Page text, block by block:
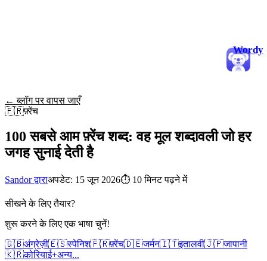
Wordy
← ब्लॉग पर वापस जाएँ
🇫🇷फ़्रेंच
100 सबसे आम फ़्रेंच शब्द: वह मूल शब्दावली जो हर
जगह सुनाई देती है
Sandor द्वाराअपडेट: 15 जून 2026⏱ 10 मिनट पढ़ने में
सीखने के लिए तैयार?
शुरू करने के लिए एक भाषा चुनें!
🇬🇧अंग्रेज़ी🇪🇸स्पेनिश🇫🇷फ़्रेंच🇩🇪जर्मन🇮🇹इतालवी🇯🇵जापानी
🇰🇷कोरियाई+अन्य...